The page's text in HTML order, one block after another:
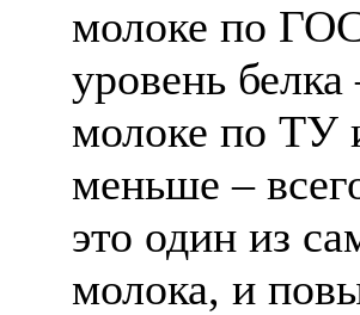
молоке по
уровень
молоке по ТУ
меньше –
это один из
молока, и